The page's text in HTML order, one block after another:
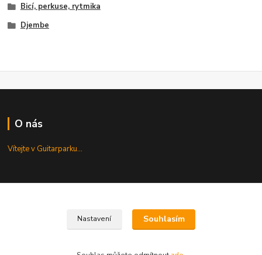
Bicí, perkuse, rytmika
Djembe
O nás
Vítejte v Guitarparku...
Najdete nás v centru Prahy...
Nastavení Souhlasím